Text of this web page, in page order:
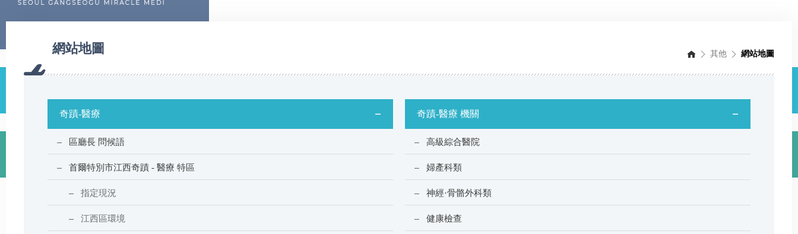
網站地圖 其他 網站地圖
奇蹟-醫療
區廳長 問候語
首爾特別市江西奇蹟 - 醫療 特區
指定現況
江西區環境
奇蹟-醫療 機關
高級綜合醫院
婦產科類
神經·骨骼外科類
健康檢查